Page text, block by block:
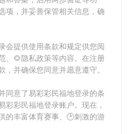
项，并妥善保管相关信息，确
会提供使用条款和规定供您阅
、🌻隐私政策等内容。在注册
并确保您同意并愿意遵守。
同意了易彩彩民福地登录的条
彩彩民福地登录账户。现在，
的丰富体育赛事、🕑刺激的游